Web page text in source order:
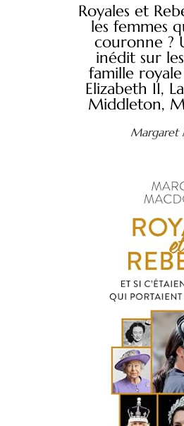
Royales et
les femmes
couronne ?
inédit sur
famille
Elizabeth II,
Middleton,
Margaret